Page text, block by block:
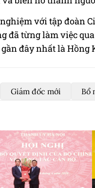
với tập đoàn
đã từng làm việc
đây nhất là Hồng
Giám đốc mới Bổ